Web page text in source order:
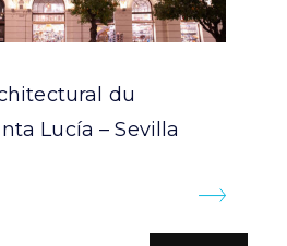
du
Lucía – Sevilla